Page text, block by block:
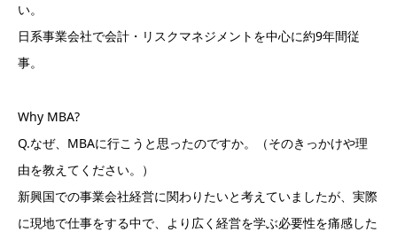
い。
日系事業会社で会計・リスクマネジメントを中心に約9年間従
事。
Why MBA?
Q.なぜ、MBAに行こうと思ったのですか。（そのきっかけや理
由を教えてください。）
新興国での事業会社経営に関わりたいと考えていましたが、実際
に現地で仕事をする中で、より広く経営を学ぶ必要性を痛感した